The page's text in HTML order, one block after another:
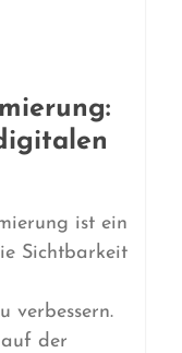
ist ein
Sichtbarkeit
verbessern.
der